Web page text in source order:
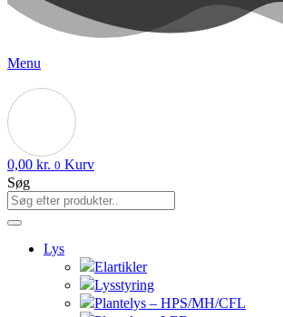
Menu
0,00 kr. 0 Kurv
Søg
Lys
Elartikler
Lysstyring
Plantelys – HPS/MH/CFL